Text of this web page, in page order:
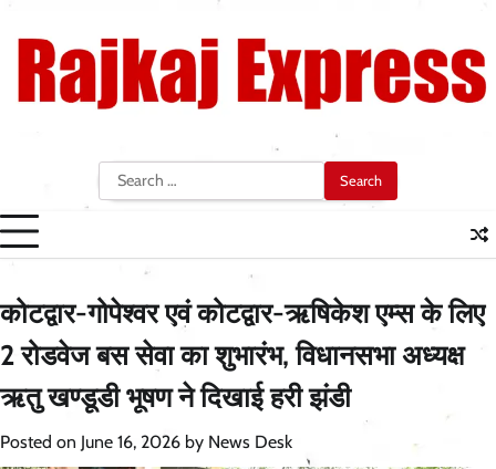
content
Search
for:
कोटद्वार-गोपेश्वर एवं कोटद्वार-ऋषिकेश एम्स के लिए
2 रोडवेज बस सेवा का शुभारंभ, विधानसभा अध्यक्ष
ऋतु खण्डूडी भूषण ने दिखाई हरी झंडी
Posted on June 16, 2026 by News Desk